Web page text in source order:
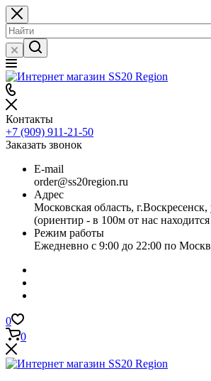
Контакты
+7 (909) 911-21-50
Заказать звонок
E-mail
order@ss20region.ru
Адрес
Московская область,
(ориентир - в 100м от нас
Режим работы
Ежедневно с 9:00 до 22:00 по
0
0